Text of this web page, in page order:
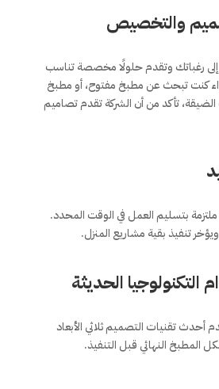
والتخصيص
إلى رغباتك وتقدم حلولًا مخصصة تناسب
كنت تبحث عن مطبخ مفتوح، أو مطبخ
تأكد من أن الشركة تقدم تصاميم
بتسليم العمل في الوقت المحدد.
تنفيذ بقية مشاريع المنزل.
التكنولوجيا الحديثة
تقنيات التصميم ثلاثي الأبعاد